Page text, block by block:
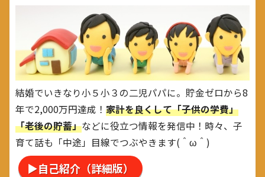
結婚でいきなり小５小３の二児パパに。貯金ゼロから8
年で2,000万円達成！ 家計を良くして「子供の学費」
「老後の貯蓄」などに役立つ情報を発信中！時々、子
育て話も「中途」目線でつぶやきます(＾ω＾)
▶自己紹介（詳細版）